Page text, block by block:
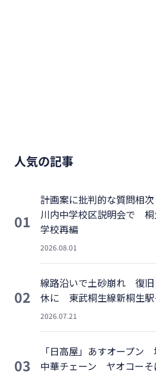
人気の記事
01
計画案に批判的な質問相
川内中学校区説明会で 桐
学校再編
2026.08.01
02
線路沿いで土砂崩れ 復旧
休に 東武桐生線新桐生駅
2026.07.21
03
「日高屋」あすオープン
中華チェーン ヤオコーそ